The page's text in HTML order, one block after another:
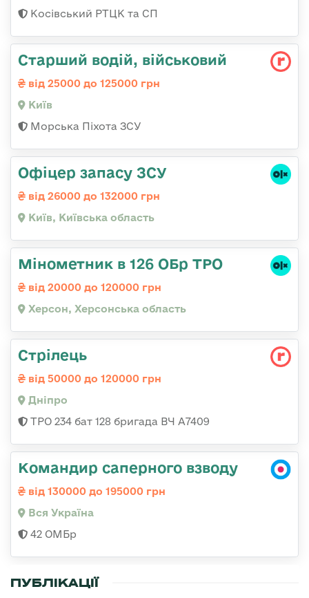
Косівський РТЦК та СП
Старший водій, військовий
від 25000 до 125000 грн
Київ
Морська Піхота ЗСУ
Офіцер запасу ЗСУ
від 26000 до 132000 грн
Київ, Київська область
Мінометник в 126 ОБр ТРО
від 20000 до 120000 грн
Херсон, Херсонська область
Стрілець
від 50000 до 120000 грн
Дніпро
ТРО 234 бат 128 бригада ВЧ А7409
Командир саперного взводу
від 130000 до 195000 грн
Вся Україна
42 ОМБр
ПУБЛІКАЦІЇ